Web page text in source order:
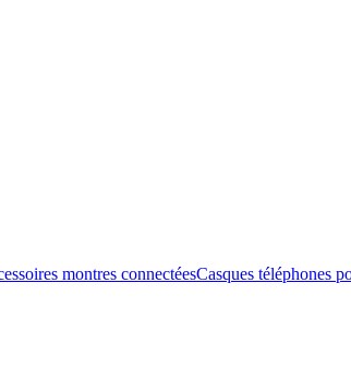
montres connectéesCasques téléphones